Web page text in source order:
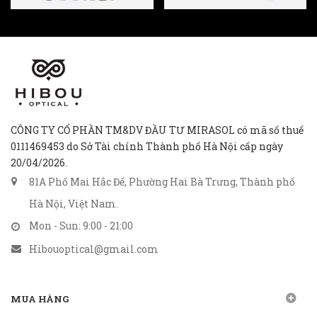
CÔNG TY CỔ PHẦN TM&DV ĐẦU TƯ MIRASOL có mã số thuế
0111469453 do Sở Tài chính Thành phố Hà Nội cấp ngày
20/04/2026.
81A Phố Mai Hắc Đế, Phường Hai Bà Trưng, Thành phố
Hà Nội, Việt Nam.
Mon - Sun: 9:00 - 21:00
Hibouoptical@gmail.com
MUA HÀNG